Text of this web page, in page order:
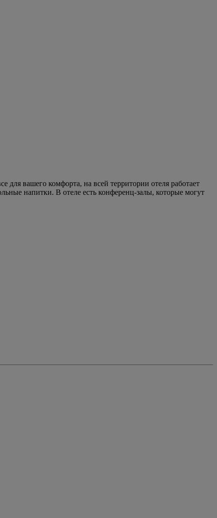
вашего комфорта, на всей территории отеля работает
напитки. В отеле есть конференц-залы, которые могут